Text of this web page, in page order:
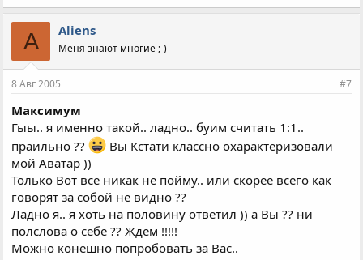
A Aliens
Меня знают многие ;-)
8 Авг 2005 #7
Максимум
Гыы.. я именно такой.. ладно.. буим считать 1:1..
праильно ??
Вы Кстати классно охарактеризовали
мой Аватар ))
Только Вот все никак не пойму.. или скорее всего как
говорят за собой не видно ??
Ладно я.. я хоть на половину ответил )) а Вы ?? ни
полслова о себе ?? Ждем !!!!!
Можно конешно попробовать за Вас..